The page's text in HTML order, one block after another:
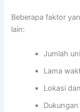
Beberapa faktor
lain:
Jumlah
Lama
Lokasi